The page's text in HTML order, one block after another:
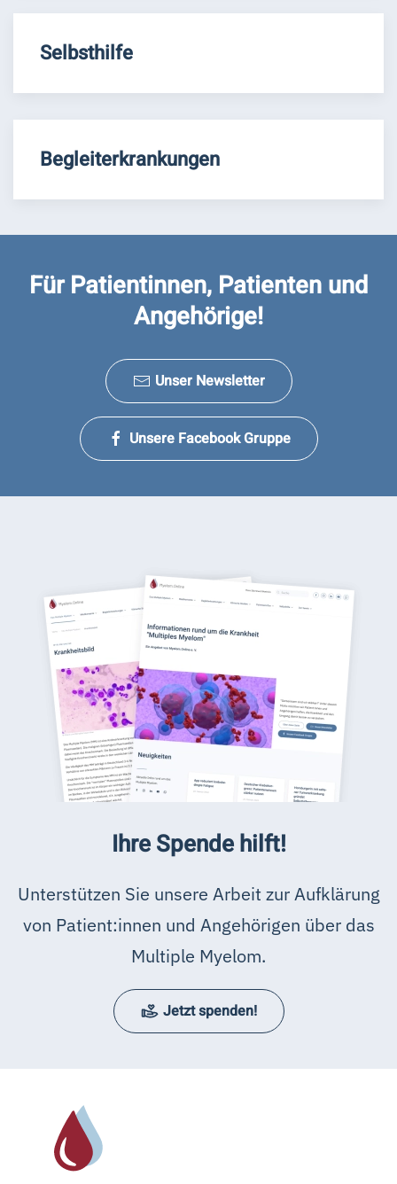
Selbsthilfe
Begleiterkrankungen
Für Patientinnen, Patienten und
Angehörige!
Unser Newsletter
Unsere Facebook Gruppe
Ihre Spende hilft!
Unterstützen Sie unsere Arbeit zur Aufklärung
von Patient:innen und Angehörigen über das
Multiple Myelom.
Jetzt spenden!